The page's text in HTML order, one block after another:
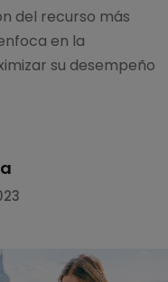
del recurso más
en la
su desempeño